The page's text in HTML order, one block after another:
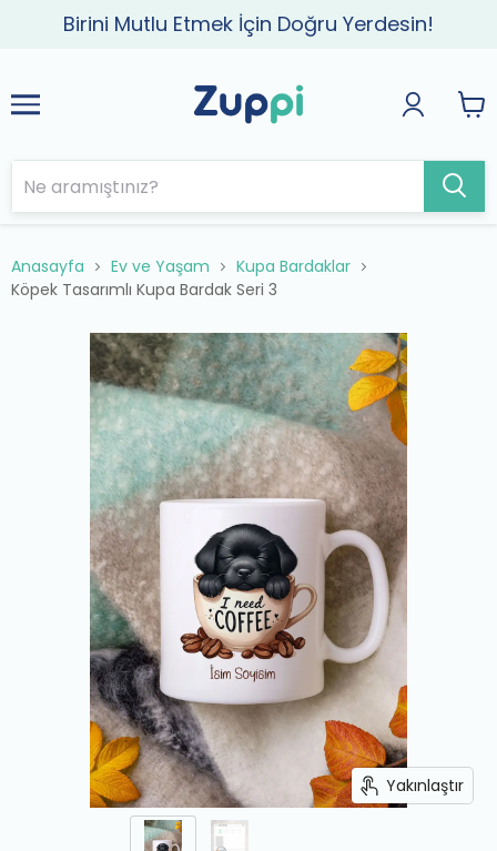
Birini Mutlu Etmek İçin Doğru Yerdesin!
Anasayfa Ev ve Yaşam
Kupa Bardaklar
Köpek Tasarımlı Kupa Bardak Seri 3
Yakınlaştır